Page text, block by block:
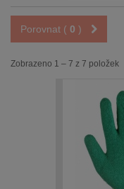
Porovnat ( 0 )
Zobrazeno 1 – 7 z 7 položek